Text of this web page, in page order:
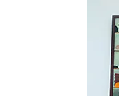
Ogłoszenia
Pełnomocnicy